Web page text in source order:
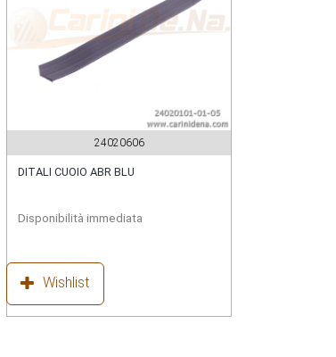
24020606
DITALI CUOIO ABR BLU
Disponibilità immediata
Wishlist